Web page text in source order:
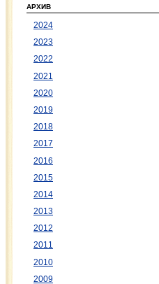
АРХИВ
2024
2023
2022
2021
2020
2019
2018
2017
2016
2015
2014
2013
2012
2011
2010
2009